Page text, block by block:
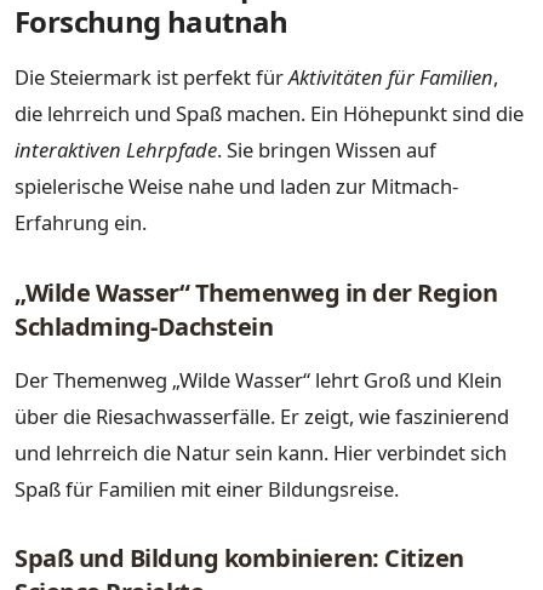
Forschung hautnah
Die Steiermark ist perfekt fürAktivitäten für Familien,
die lehrreich und Spaß machen. Ein Höhepunkt sind die
interaktiven Lehrpfade. Sie bringen Wissen auf
spielerische Weise nahe und laden zur Mitmach-
Erfahrung ein.
„Wilde Wasser“ Themenweg in der Region
Schladming-Dachstein
Der Themenweg „Wilde Wasser“ lehrt Groß und Klein
über die Riesachwasserfälle. Er zeigt, wie faszinierend
und lehrreich die Natur sein kann. Hier verbindet sich
Spaß für Familien mit einer Bildungsreise.
Spaß und Bildung kombinieren: Citizen